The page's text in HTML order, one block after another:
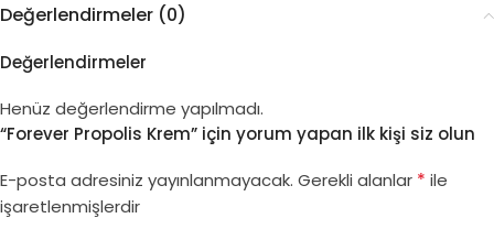
Değerlendirmeler (0)
Değerlendirmeler
Henüz değerlendirme yapılmadı.
“Forever Propolis Krem” için yorum yapan ilk kişi siz olun
E-posta adresiniz yayınlanmayacak. Gerekli alanlar * ile
işaretlenmişlerdir